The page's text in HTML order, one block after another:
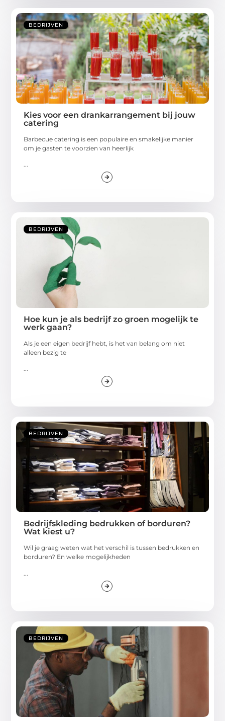
BEDRIJVEN
Kies voor een drankarrangement bij jouw
catering
Barbecue catering is een populaire en smakelijke manier
om je gasten te voorzien van heerlijk
BEDRIJVEN
Hoe kun je als bedrijf zo groen mogelijk te
werk gaan?
Als je een eigen bedrijf hebt, is het van belang om niet
alleen bezig te
...
BEDRIJVEN
Bedrijfskleding bedrukken of borduren?
Wat kiest u?
Wil je graag weten wat het verschil is tussen bedrukken en
borduren? En welke mogelijkheden
BEDRIJVEN